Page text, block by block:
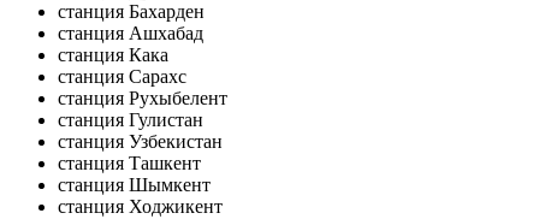
станция Бахарден
станция Ашхабад
станция Кака
станция Сарахс
станция Рухыбелент
станция Гулистан
станция Узбекистан
станция Ташкент
станция Шымкент
станция Ходжикент